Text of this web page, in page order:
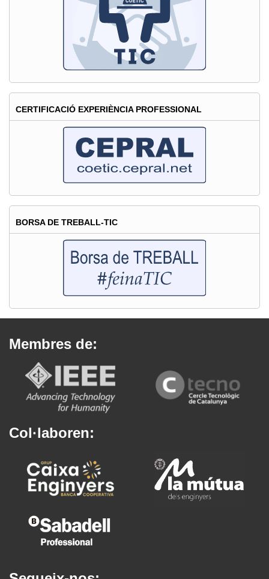
Salle
URL
CERTIFICACIÓ EXPERIÈNCIA PROFESSIONAL
BORSA DE TREBALL-TIC
Membres de:
Col·laboren: